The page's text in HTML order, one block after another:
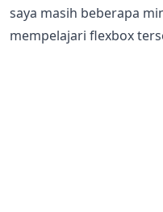
saya masih beberapa
mempelajari flexbox